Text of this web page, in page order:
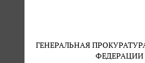
ГЕНЕРАЛЬНАЯ
ФЕДЕРАЦИИ